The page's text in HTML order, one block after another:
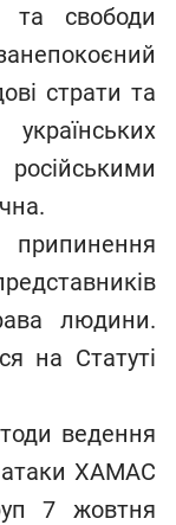
та свободи
страти та
людини.
на Статуті
ведення
атаки ХАМАС
7 жовтня